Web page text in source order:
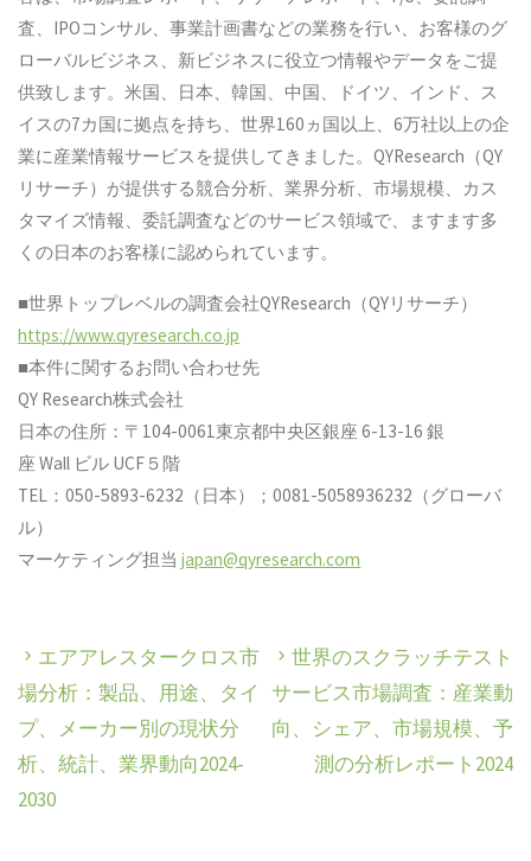
査、IPOコンサル、事業計画書などの業務を行い、お客様のグ
ローバルビジネス、新ビジネスに役立つ情報やデータをご提
供致します。米国、日本、韓国、中国、ドイツ、インド、ス
イスの7カ国に拠点を持ち、世界160ヵ国以上、6万社以上の企
業に産業情報サービスを提供してきました。QYResearch（QY
リサーチ）が提供する競合分析、業界分析、市場規模、カス
タマイズ情報、委託調査などのサービス領域で、ますます多
くの日本のお客様に認められています。
■世界トップレベルの調査会社QYResearch（QYリサーチ）
https://www.qyresearch.co.jp
■本件に関するお問い合わせ先
QY Research株式会社
日本の住所：〒104-0061東京都中央区銀座 6-13-16 銀
座 Wall ビル UCF５階
TEL：050-5893-6232（日本）；0081-5058936232（グローバ
ル）
マーケティング担当japan@qyresearch.com
エアアレスタークロス市
場分析：製品、用途、タイ
プ、メーカー別の現状分
析、統計、業界動向2024-
2030
世界のスクラッチテスト
サービス市場調査：産業動
向、シェア、市場規模、予
測の分析レポート2024